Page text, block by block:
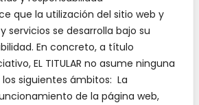
que la utilización del sitio web y
servicios se desarrolla bajo su
En concreto, a título
EL TITULAR no asume ninguna
siguientes ámbitos: La
de la página web,